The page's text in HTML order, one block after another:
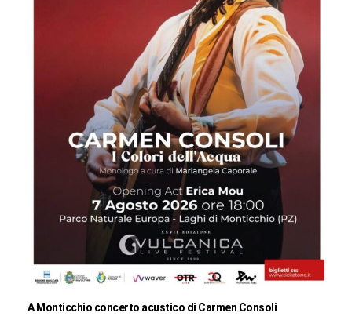
A Monticchio concerto acustico di Carmen Consoli